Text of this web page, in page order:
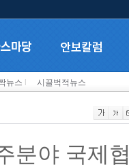
뉴스 시끌벅적뉴스
분야 국제협